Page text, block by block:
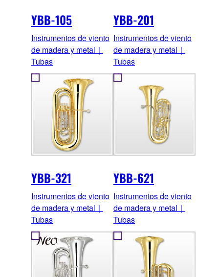
YBB-105
Instrumentos de viento
de madera y metal｜
Tubas
YBB-201
Instrumentos de viento
de madera y metal｜
Tubas
YBB-321
Instrumentos de viento
de madera y metal｜
Tubas
YBB-621
Instrumentos de viento
de madera y metal｜
Tubas